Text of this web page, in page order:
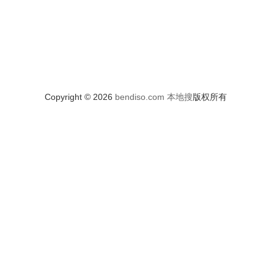
Copyright © 2026 bendiso.com 本地搜版权所有